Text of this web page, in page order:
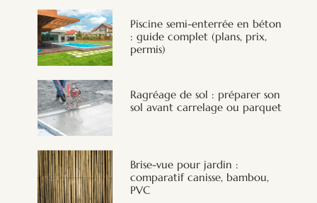
Piscine semi-enterrée en béton
: guide complet (plans, prix,
permis)
Ragréage de sol : préparer son
sol avant carrelage ou parquet
Brise-vue pour jardin :
comparatif canisse, bambou,
PVC